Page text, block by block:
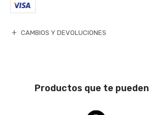
CAMBIOS Y DEVOLUCIONES
Productos que te